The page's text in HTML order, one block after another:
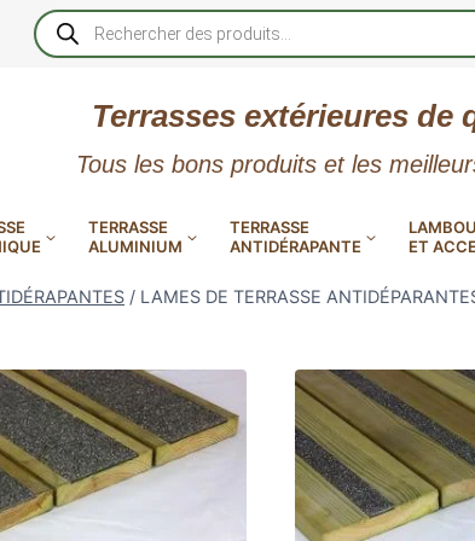
Recherche
de
produits
Terrasses extérieures de
Tous les bons produits et les
EN
TERRASSE
ALUMINIUM
TERRASSE
ANTIDÉRAPANTE
ET
PVC
CALES RÉGLABLES
POUR TERRASSE
LAMES DE BARDAGE
XTRACLAD « CLIN »
/ LAMES DE TERRASSE